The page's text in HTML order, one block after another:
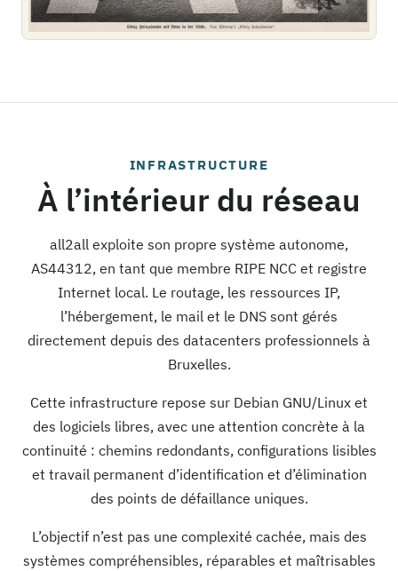
INFRASTRUCTURE
À l’intérieur du réseau
all2all exploite son propre système autonome,
AS44312, en tant que membre RIPE NCC et registre
Internet local. Le routage, les ressources IP,
l’hébergement, le mail et le DNS sont gérés
directement depuis des datacenters professionnels à
Bruxelles.
Cette infrastructure repose sur Debian GNU/Linux et
des logiciels libres, avec une attention concrète à la
continuité : chemins redondants, configurations lisibles
et travail permanent d’identification et d’élimination
des points de défaillance uniques.
L’objectif n’est pas une complexité cachée, mais des
systèmes compréhensibles, réparables et maîtrisables